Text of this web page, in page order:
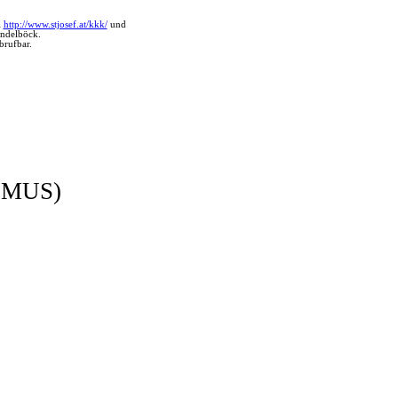
http://www.stjosef.at/kkk/und